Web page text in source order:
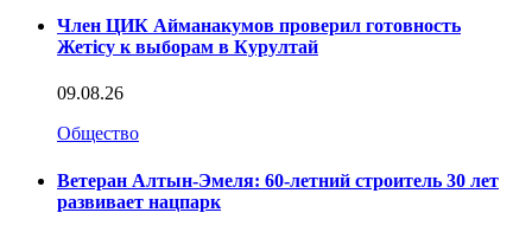
Член ЦИК Айманакумов проверил готовность
Жетісу к выборам в Курултай
09.08.26
Общество
Ветеран Алтын-Эмеля: 60-летний строитель 30 лет
развивает нацпарк